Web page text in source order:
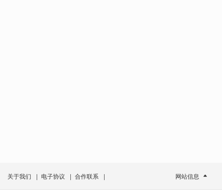
关于我们 | 电子协议 | 合作联系 | 网站信息